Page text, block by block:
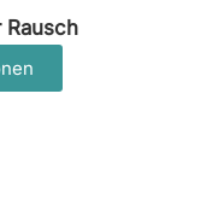
Rausch